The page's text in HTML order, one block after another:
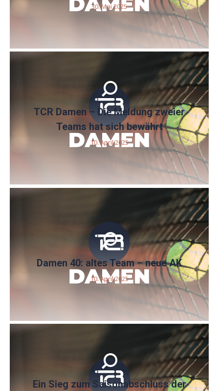
30. Mai 2025
TCR Damen – Die Meldung zweier
Teams hat sich bewährt
10. April 2025
Damen 40: altes Team – neue AK
10. April 2025
Ein Sieg zum Saisonabschluss der